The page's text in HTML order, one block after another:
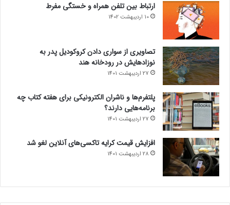
ارتباط بین تلفن همراه و خستگی مفرط
10 اردیبهشت 1402
تصاویری از سواری دادن کروکودیل پدر به
نوزادهایش در رودخانه هند
27 اردیبهشت 1401
پلتفرم‌ها و ناشران الکترونیکی برای هفته کتاب چه
برنامه‌هایی دارند؟
27 اردیبهشت 1401
افزایش قیمت کرایه تاکسی‌های آنلاین لغو شد
28 اردیبهشت 1401